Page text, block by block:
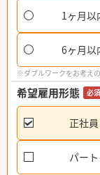
1ヶ月以
6ヶ月以
※ダブルワークをお考え
希望雇用形態 必須
正社員
パート